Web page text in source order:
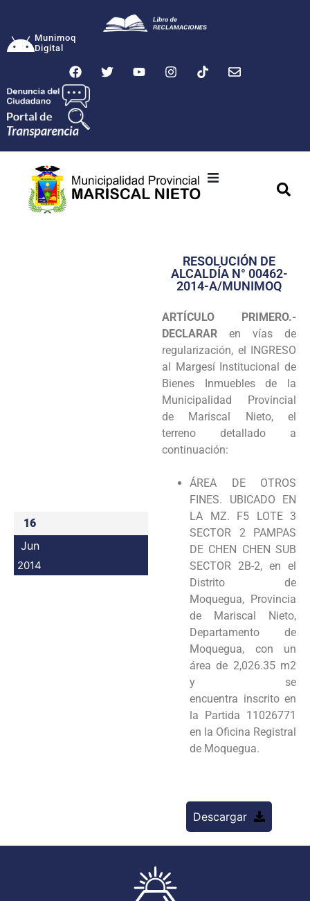
Munimoq
Digital
Transparencia
Programas
Intranet
16
Jun
2014
RESOLUCIÓN DE
ALCALDÍA N° 00462-
2014-A/MUNIMOQ
ARTÍCULO PRIMERO.-
DECLARAR en vías de
regularización, el INGRESO
al Margesí Institucional de
Bienes Inmuebles de la
Municipalidad Provincial
de Mariscal Nieto, el
terreno detallado a
continuación:
ÁREA DE OTROS
FINES. UBICADO EN
LA MZ. F5 LOTE 3
SECTOR 2 PAMPAS
DE CHEN CHEN SUB
SECTOR 2B-2, en el
Distrito de
Moquegua, Provincia
de Mariscal Nieto,
Departamento de
Moquegua, con un
área de 2,026.35 m2
y se
encuentra inscrito en
la Partida 11026771
en la Oficina Registral
de Moquegua.
Descargar